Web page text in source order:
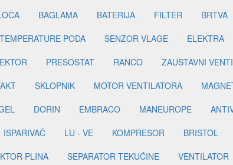
BAGLAMA BATERIJA FILTER BRTVA
PODA SENZOR VLAGE ELEKTRA
PRESOSTAT RANCO ZAUSTAVNI
SKLOPNIK MOTOR VENTILATORA
DORIN EMBRACO MANEUROPE
ISPARIVAČ LU - VE KOMPRESOR BRISTOL
PLINA SEPARATOR TEKUĆINE VENTILATOR